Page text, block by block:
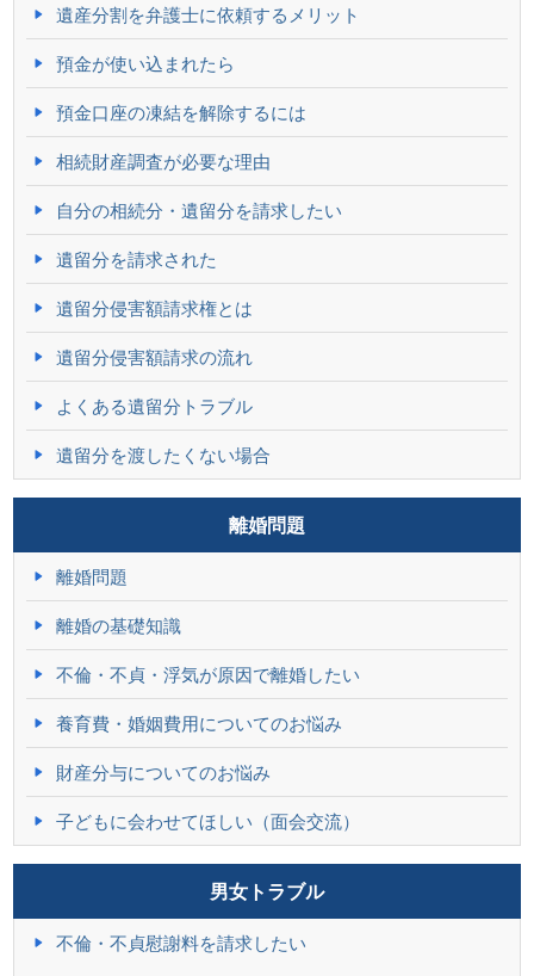
遺産分割を弁護士に依頼するメリット
預金が使い込まれたら
預金口座の凍結を解除するには
相続財産調査が必要な理由
自分の相続分・遺留分を請求したい
遺留分を請求された
遺留分侵害額請求権とは
遺留分侵害額請求の流れ
よくある遺留分トラブル
遺留分を渡したくない場合
離婚問題
離婚問題
離婚の基礎知識
不倫・不貞・浮気が原因で離婚したい
養育費・婚姻費用についてのお悩み
財産分与についてのお悩み
子どもに会わせてほしい（面会交流）
男女トラブル
不倫・不貞慰謝料を請求したい